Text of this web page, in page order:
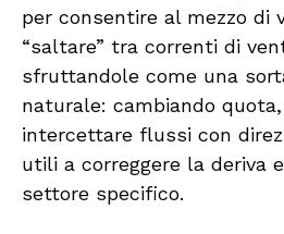
per consentire al mezzo di
“saltare” tra correnti di
sfruttandole come una
naturale: cambiando
intercettare flussi con
utili a correggere la deriva
settore specifico.